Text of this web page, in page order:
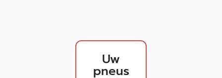
Uw
pneus